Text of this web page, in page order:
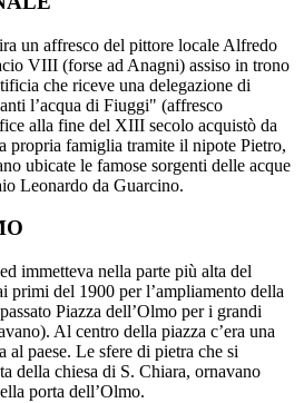
un affresco del pittore locale Alfredo
VIII (forse ad Anagni) assiso in trono
che riceve una delegazione di
l’acqua di Fiuggi" (affresco
alla fine del XIII secolo acquistò da
propria famiglia tramite il nipote Pietro,
ubicate le famose sorgenti delle acque
Leonardo da Guarcino.
immetteva nella parte più alta del
primi del 1900 per l’ampliamento della
Piazza dell’Olmo per i grandi
Al centro della piazza c’era una
al paese. Le sfere di pietra che si
della chiesa di S. Chiara, ornavano
porta dell’Olmo.